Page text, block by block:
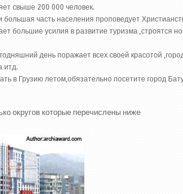
свыше 200 000 человек.
большая часть населения проповедует
большие усилия в развитие туризма ,строятся
день поражает всех своей красотой
итд.
в Грузию летом,обязательно посетите город
округов которые перечислены ниже